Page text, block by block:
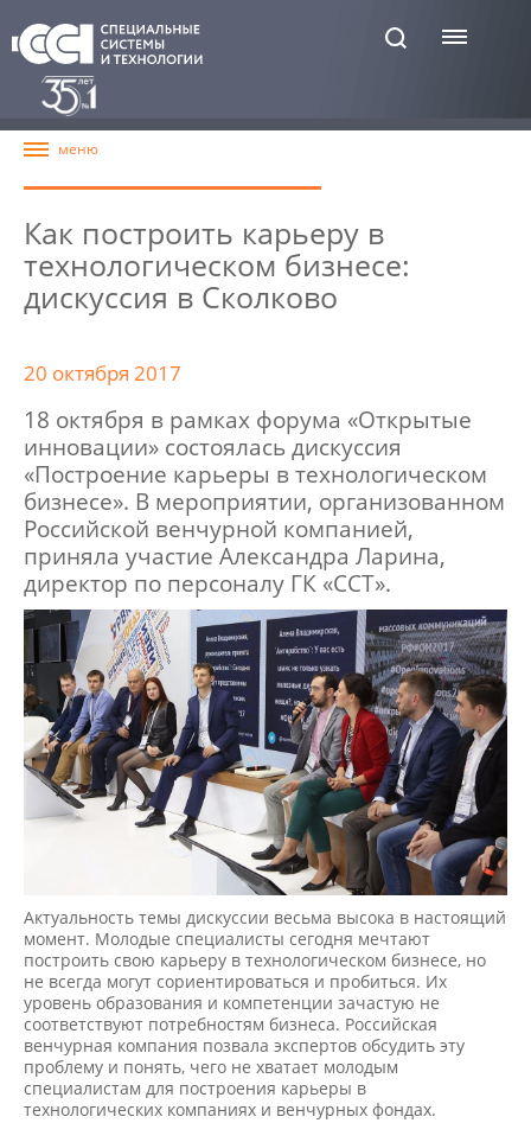
Как построить карьеру в
технологическом бизнесе:
дискуссия в Сколково
20 октября 2017
18 октября в рамках форума «Открытые
инновации» состоялась дискуссия
«Построение карьеры в технологическом
бизнесе». В мероприятии, организованном
Российской венчурной компанией,
приняла участие Александра Ларина,
директор по персоналу ГК «ССТ».
Актуальность темы дискуссии весьма высока в настоящий
момент. Молодые специалисты сегодня мечтают
построить свою карьеру в технологическом бизнесе, но
не всегда могут сориентироваться и пробиться. Их
уровень образования и компетенции зачастую не
соответствуют потребностям бизнеса. Российская
венчурная компания позвала экспертов обсудить эту
проблему и понять, чего не хватает молодым
специалистам для построения карьеры в
технологических компаниях и венчурных фондах.